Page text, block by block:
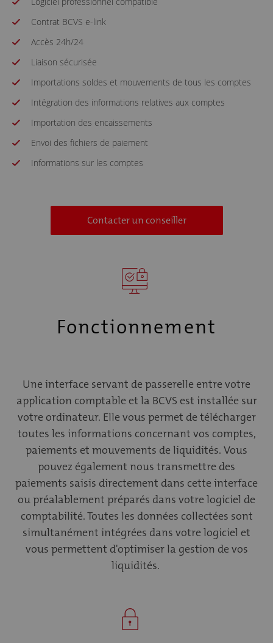
Contrat BCVS e-link
Accès 24h/24
Liaison sécurisée
Importations soldes et mouvements de tous les comptes
Intégration des informations relatives aux comptes
Importation des encaissements
Envoi des fichiers de paiement
Informations sur les comptes
Contacter un conseiller
Fonctionnement
Une interface servant de passerelle entre votre
application comptable et la BCVS est installée sur
votre ordinateur. Elle vous permet de télécharger
toutes les informations concernant vos comptes,
paiements et mouvements de liquidités. Vous
pouvez également nous transmettre des
paiements saisis directement dans cette interface
ou préalablement préparés dans votre logiciel de
comptabilité. Toutes les données collectées sont
simultanément intégrées dans votre logiciel et
vous permettent d'optimiser la gestion de vos
liquidités.